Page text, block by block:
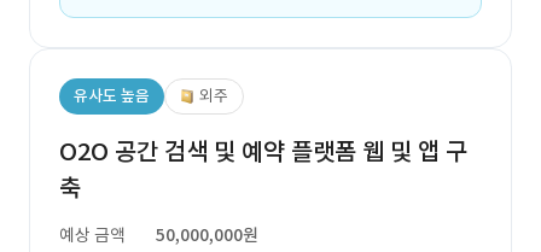
유사도 높음 외주
O2O 공간 검색 및 예약 플랫폼 웹 및 앱 구
축
예상 금액
50,000,000원